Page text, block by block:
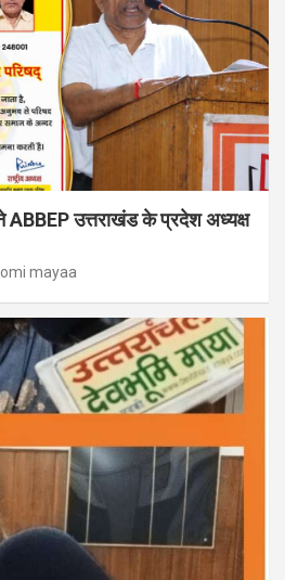
ABBEP उत्तराखंड के प्रदेश अध्यक्ष
mayaa